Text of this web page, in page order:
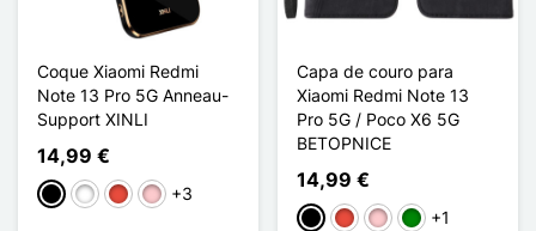
Coque Xiaomi Redmi
Note 13 Pro 5G Anneau-
Support XINLI
14,99 €
PretoBrancoVermelho
Rosa+3
Capa de couro para
Xiaomi Redmi Note 13
Pro 5G / Poco X6 5G
BETOPNICE
14,99 €
PretoVermelho
RosaVerde
+1